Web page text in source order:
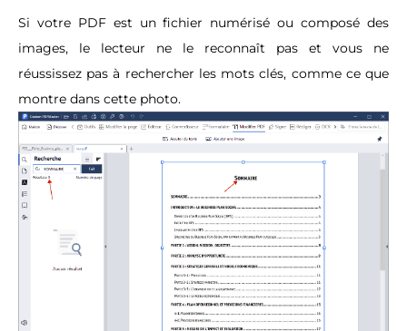
Si votre PDF est un fichier numérisé ou composé des
images, le lecteur ne le reconnaît pas et vous ne
réussissez pas à rechercher les mots clés, comme ce que
montre dans cette photo.